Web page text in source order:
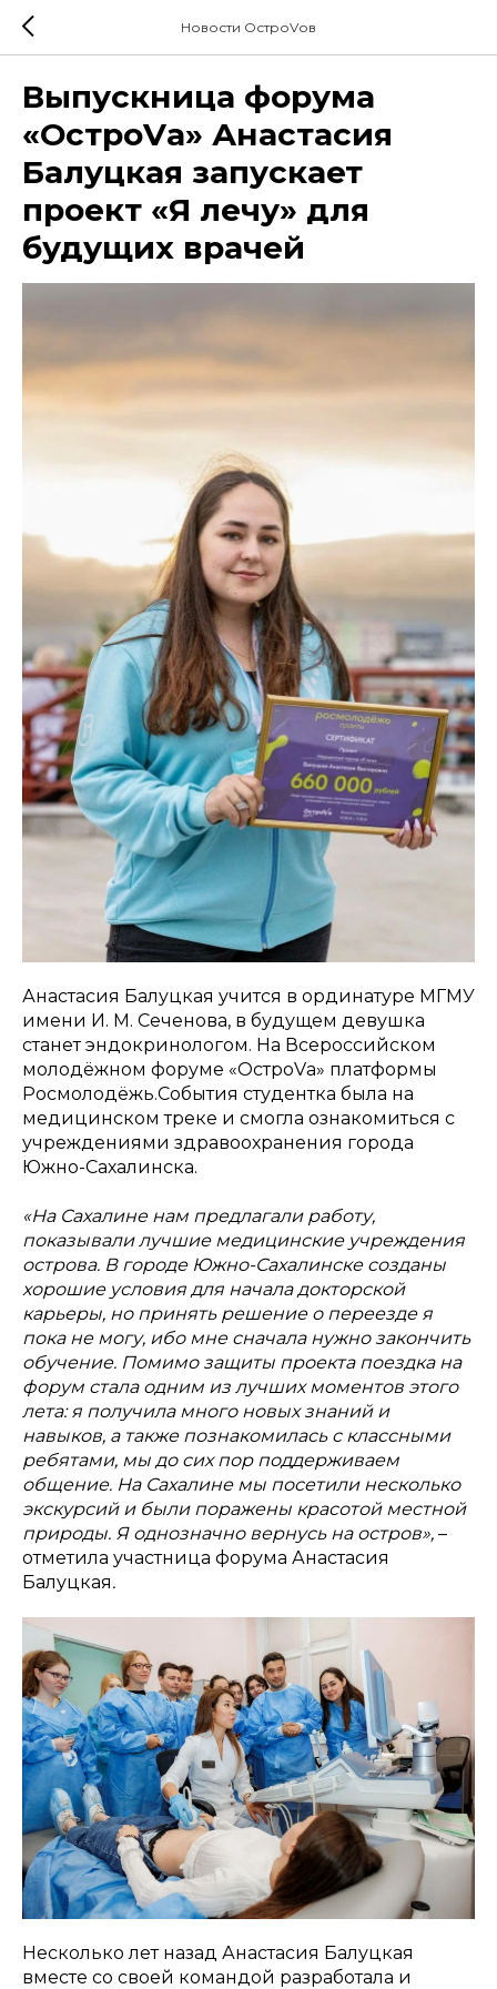
Новости ОстроVов
Выпускница форума
«ОстроVа» Анастасия
Балуцкая запускает
проект «Я лечу» для
будущих врачей
Анастасия Балуцкая учится в ординатуре МГМУ
имени И. М. Сеченова, в будущем девушка
станет эндокринологом. На Всероссийском
молодёжном форуме «ОстроVа» платформы
Росмолодёжь.События студентка была на
медицинском треке и смогла ознакомиться с
учреждениями здравоохранения города
Южно-Сахалинска.
«На Сахалине нам предлагали работу,
показывали лучшие медицинские учреждения
острова. В городе Южно-Сахалинске созданы
хорошие условия для начала докторской
карьеры, но принять решение о переезде я
пока не могу, ибо мне сначала нужно закончить
обучение. Помимо защиты проекта поездка на
форум стала одним из лучших моментов этого
лета: я получила много новых знаний и
навыков, а также познакомилась с классными
ребятами, мы до сих пор поддерживаем
общение. На Сахалине мы посетили несколько
экскурсий и были поражены красотой местной
природы. Я однозначно вернусь на остров», –
отметила участница форума Анастасия
Балуцкая.
Несколько лет назад Анастасия Балуцкая
вместе со своей командой разработала и